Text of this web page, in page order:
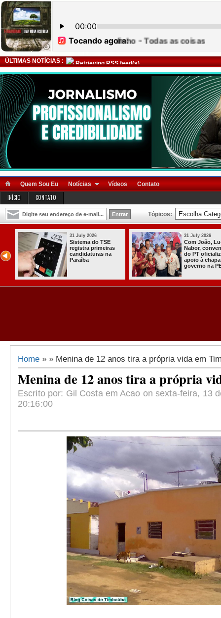
ÚLTIMAS NOTÍCIAS : Retrieving RSS feed(s)
Quem Sou Eu Notícias Vídeos Contato
INÍCIO CONTATO
Tópicos:
31 July 2026
Sistema do TSE
registra primeiras
candidaturas na
Paraíba
31 July 2026
Com João,
Nabor,
do PT
apoio à
governo na
Home » » Menina de 12 anos tira a própria vida em
Menina de 12 anos tira a própria
Escrito por: Gil Costa em Acao on sexta-feira, 13
20:16:00